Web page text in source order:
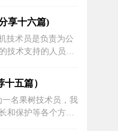
年期望工作地点：
： 物流/运输 其他
享十六篇)
技术员是负责为公
技术支持的人员。
机和软件过程中遇
技术员的工作计
一系列的准备工
机和相关设...
五篇）
名果树技术员，我
和保护等各个方